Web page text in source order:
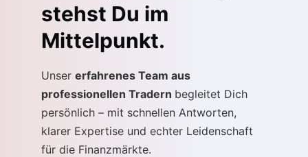
stehst Du im
Mittelpunkt.
Unser erfahrenes Team aus
professionellen Tradern begleitet Dich
persönlich – mit schnellen Antworten,
klarer Expertise und echter Leidenschaft
für die Finanzmärkte.